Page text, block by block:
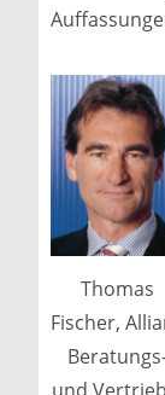
Thomas
Fischer,